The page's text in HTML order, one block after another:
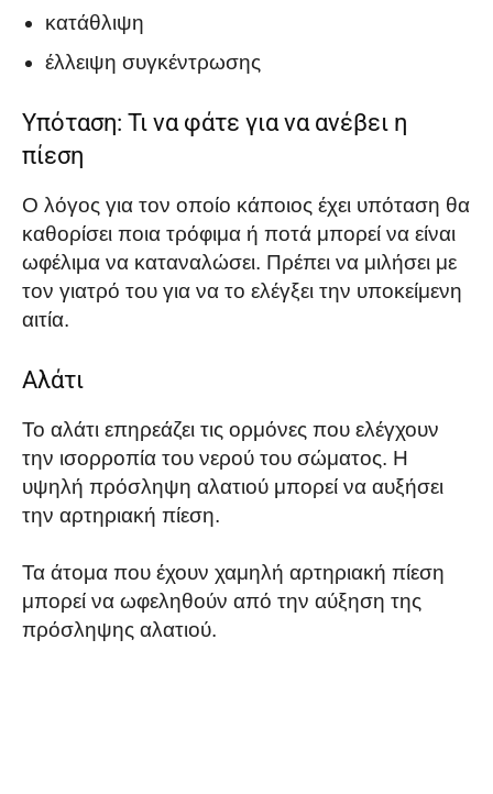
κατάθλιψη
έλλειψη συγκέντρωσης
Υπόταση: Τι να φάτε για να ανέβει η
πίεση
Ο λόγος για τον οποίο κάποιος έχει υπόταση θα
καθορίσει ποια τρόφιμα ή ποτά μπορεί να είναι
ωφέλιμα να καταναλώσει. Πρέπει να μιλήσει με
τον γιατρό του για να το ελέγξει την υποκείμενη
αιτία.
Αλάτι
Το αλάτι επηρεάζει τις ορμόνες που ελέγχουν
την ισορροπία του νερού του σώματος. Η
υψηλή πρόσληψη αλατιού μπορεί να αυξήσει
την αρτηριακή πίεση.
Τα άτομα που έχουν χαμηλή αρτηριακή πίεση
μπορεί να ωφεληθούν από την αύξηση της
πρόσληψης αλατιού.